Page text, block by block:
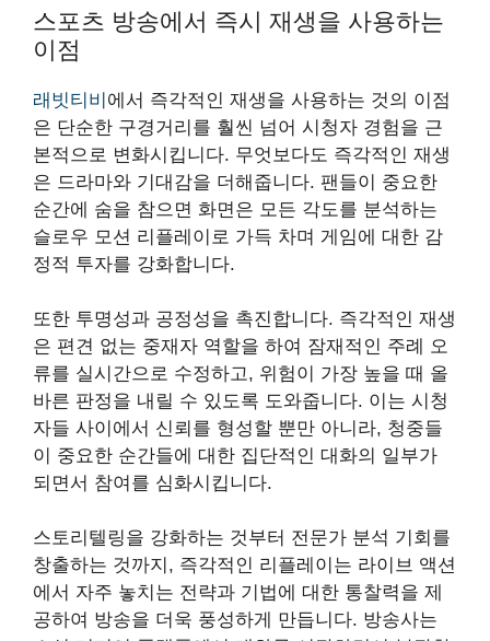
스포츠 방송에서 즉시 재생을 사용하는
이점
래빗티비 에서 즉각적인 재생을 사용하는 것의 이점
은 단순한 구경거리를 훨씬 넘어 시청자 경험을 근
본적으로 변화시킵니다. 무엇보다도 즉각적인 재생
은 드라마와 기대감을 더해줍니다. 팬들이 중요한
순간에 숨을 참으면 화면은 모든 각도를 분석하는
슬로우 모션 리플레이로 가득 차며 게임에 대한 감
정적 투자를 강화합니다.
또한 투명성과 공정성을 촉진합니다. 즉각적인 재생
은 편견 없는 중재자 역할을 하여 잠재적인 주례 오
류를 실시간으로 수정하고, 위험이 가장 높을 때 올
바른 판정을 내릴 수 있도록 도와줍니다. 이는 시청
자들 사이에서 신뢰를 형성할 뿐만 아니라, 청중들
이 중요한 순간들에 대한 집단적인 대화의 일부가
되면서 참여를 심화시킵니다.
스토리텔링을 강화하는 것부터 전문가 분석 기회를
창출하는 것까지, 즉각적인 리플레이는 라이브 액션
에서 자주 놓치는 전략과 기법에 대한 통찰력을 제
공하여 방송을 더욱 풍성하게 만듭니다. 방송사는